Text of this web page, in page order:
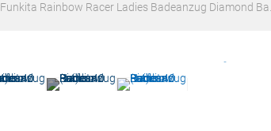
Funkita Rainbow Racer Ladies Badeanzug Diamond Ba…